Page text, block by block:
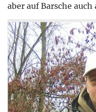
aber auf Barsche